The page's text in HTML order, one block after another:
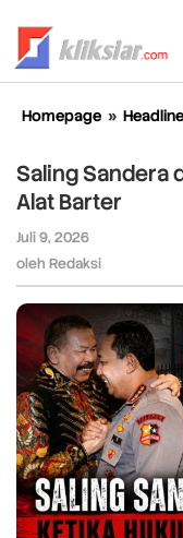
konten
Homepage » Headline
Saling Sandera
Alat Barter
Juli 9, 2026
Redaksi
oleh Redaksi